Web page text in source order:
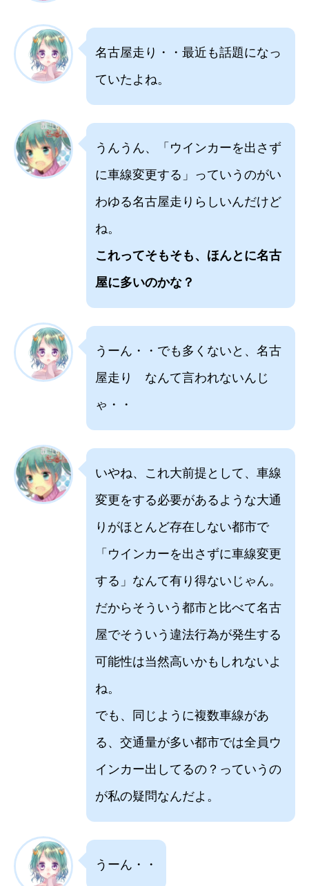
名古屋走り・・最近も話題になっ
ていたよね。
うんうん、「ウインカーを出さず
に車線変更する」っていうのがい
わゆる名古屋走りらしいんだけど
ね。
これってそもそも、ほんとに名古
屋に多いのかな？
うーん・・でも多くないと、名古
屋走り なんて言われないんじ
ゃ・・
いやね、これ大前提として、車線
変更をする必要があるような大通
りがほとんど存在しない都市で
「ウインカーを出さずに車線変更
する」なんて有り得ないじゃん。
だからそういう都市と比べて名古
屋でそういう違法行為が発生する
可能性は当然高いかもしれないよ
ね。
でも、同じように複数車線があ
る、交通量が多い都市では全員ウ
インカー出してるの？っていうの
が私の疑問なんだよ。
うーん・・